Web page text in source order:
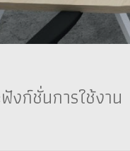
งก์ชั่นการใช้งาน